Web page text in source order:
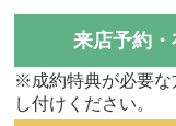
来店予約
※成約特典が必要な
し付けください。